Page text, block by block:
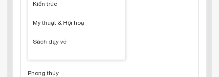
Kiến trúc
Mỹ thuật & Hội hoạ
Sách dạy vẽ
Phong thủy